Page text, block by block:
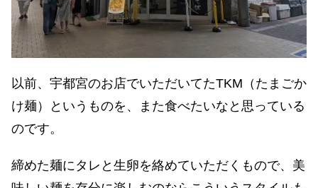
以前、宇都宮のお店でいただいてたTKM（たまごか
け麺）というものを、また食べたいなと思っている
のです。
締めた麺にタレと生卵を絡めていただくもので、美